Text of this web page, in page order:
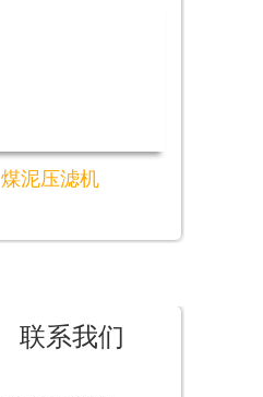
煤泥压滤机
联系我们